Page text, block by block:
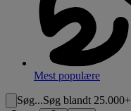
Mest populære
Søg...Søg blandt